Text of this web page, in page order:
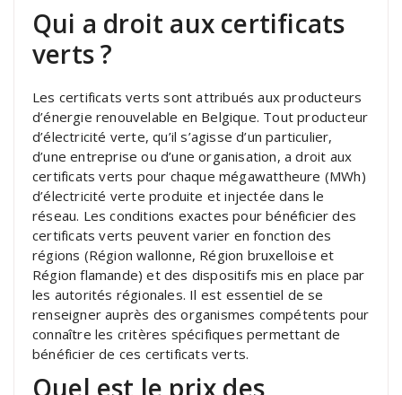
Qui a droit aux certificats
verts ?
Les certificats verts sont attribués aux producteurs
d’énergie renouvelable en Belgique. Tout producteur
d’électricité verte, qu’il s’agisse d’un particulier,
d’une entreprise ou d’une organisation, a droit aux
certificats verts pour chaque mégawattheure (MWh)
d’électricité verte produite et injectée dans le
réseau. Les conditions exactes pour bénéficier des
certificats verts peuvent varier en fonction des
régions (Région wallonne, Région bruxelloise et
Région flamande) et des dispositifs mis en place par
les autorités régionales. Il est essentiel de se
renseigner auprès des organismes compétents pour
connaître les critères spécifiques permettant de
bénéficier de ces certificats verts.
Quel est le prix des